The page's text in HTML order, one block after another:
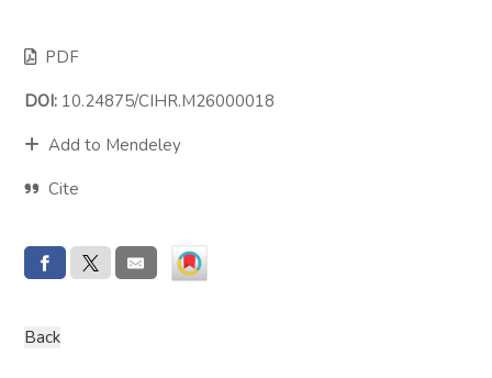
PDF
DOI: 10.24875/CIHR.M26000018
Add to Mendeley
Cite